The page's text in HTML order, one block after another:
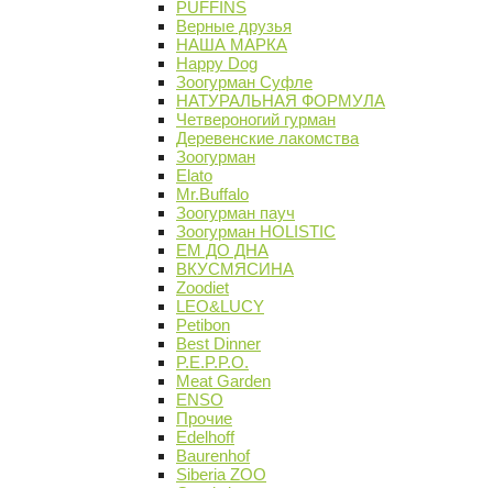
PUFFINS
Верные друзья
НАША МАРКА
Happy Dog
Зоогурман Суфле
НАТУРАЛЬНАЯ ФОРМУЛА
Четвероногий гурман
Деревенские лакомства
Зоогурман
Elato
Mr.Buffalo
Зоогурман пауч
Зоогурман HOLISTIC
ЕМ ДО ДНА
ВКУСМЯСИНА
Zoodiet
LEO&LUCY
Petibon
Best Dinner
P.E.P.P.O.
Meat Garden
ENSO
Прочие
Edelhoff
Baurenhof
Siberia ZOO